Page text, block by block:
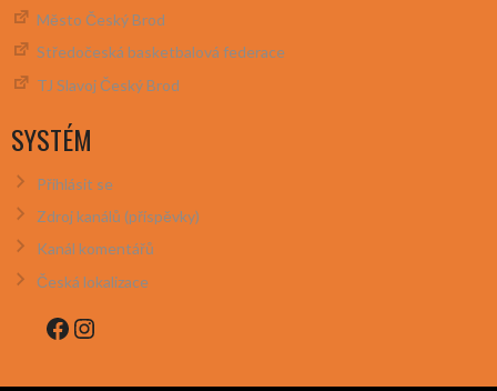
Město Český Brod
Středočeská basketbalová federace
TJ Slavoj Český Brod
SYSTÉM
Přihlásit se
Zdroj kanálů (příspěvky)
Kanál komentářů
Česká lokalizace
Facebook
Instagram